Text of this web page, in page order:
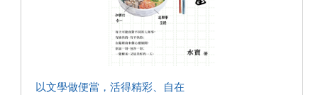
以文學做便當，活得精彩、自在